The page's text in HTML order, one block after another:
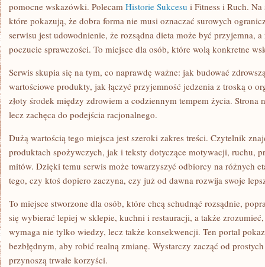
pomocne wskazówki. Polecam Historie Sukcesu i Fitness i Ruch.
które pokazują, że dobra forma nie musi oznaczać surowych
serwisu jest udowodnienie, że rozsądna dieta może być przyjemna,
poczucie sprawczości. To miejsce dla osób, które wolą konkretne
Serwis skupia się na tym, co naprawdę ważne: jak budować
wartościowe produkty, jak łączyć przyjemność jedzenia z troską o
złoty środek między zdrowiem a codziennym tempem życia. Strona
lecz zachęca do podejścia racjonalnego.
Dużą wartością tego miejsca jest szeroki zakres treści. Czytelnik
produktach spożywczych, jak i teksty dotyczące motywacji, ruchu,
mitów. Dzięki temu serwis może towarzyszyć odbiorcy na różnych
tego, czy ktoś dopiero zaczyna, czy już od dawna rozwija swoje
To miejsce stworzone dla osób, które chcą schudnąć rozsądnie,
się wybierać lepiej w sklepie, kuchni i restauracji, a także
wymaga nie tylko wiedzy, lecz także konsekwencji. Ten portal
bezbłędnym, aby robić realną zmianę. Wystarczy zacząć od
przynoszą trwałe korzyści.